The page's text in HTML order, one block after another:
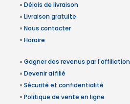
» Délais de livraison
» Livraison gratuite
» Nous contacter
» Horaire
» Gagner des revenus par l'affiliation
» Devenir affilié
» Sécurité et confidentialité
» Politique de vente en ligne